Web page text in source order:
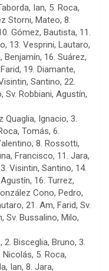
Ian, 5. Roca,
Storni, Mateo, 8.
Gómez, Bautista, 11.
13. Vesprini, Lautaro,
Benjamín, 16. Suárez,
19. Diamante,
Santino, 22.
Sv. Robbiani, Agustín,
Quaglia, Ignacio, 3.
Tomás, 6.
8. Rossotti,
Francisco, 11. Jara,
Visintin, Santino, 14.
16. Turrez,
Cono, Pedro,
21. Am, Farid, Sv.
Sv. Bussalino, Milo,
2. Bisceglia, Bruno, 3.
5. Roca,
Ian, 8. Jara,